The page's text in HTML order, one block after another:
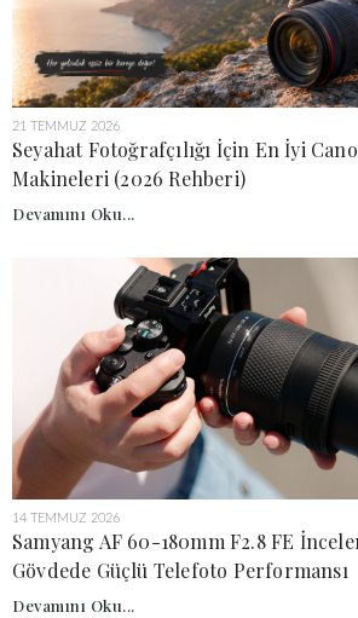
21 TEMMUZ 2026
Seyahat Fotoğrafçılığı İçin En İyi
Makineleri (2026 Rehberi)
Devamını Oku...
14 TEMMUZ 2026
Samyang AF 60-180mm F2.8 FE
Gövdede Güçlü Telefoto Performansı
Devamını Oku...